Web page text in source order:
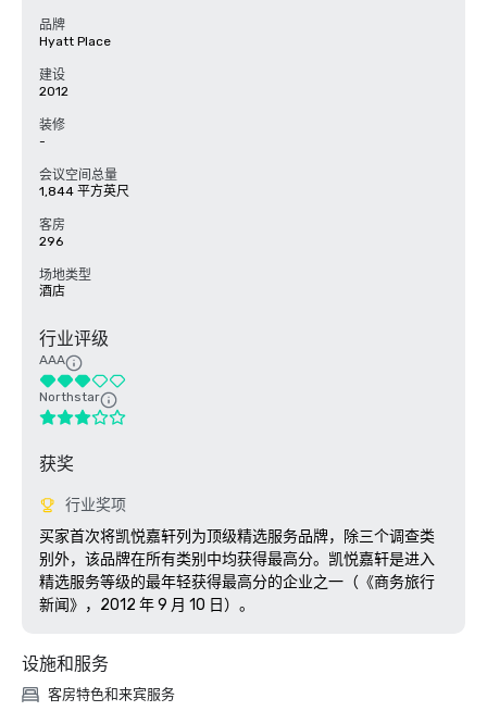
品牌
Hyatt Place
建设
2012
装修
-
会议空间总量
1,844 平方英尺
客房
296
场地类型
酒店
行业评级
AAA
Northstar
获奖
行业奖项
买家首次将凯悦嘉轩列为顶级精选服务品牌，除三个调查类
别外，该品牌在所有类别中均获得最高分。凯悦嘉轩是进入
精选服务等级的最年轻获得最高分的企业之一（《商务旅行
新闻》，2012 年 9 月 10 日）。
设施和服务
客房特色和来宾服务